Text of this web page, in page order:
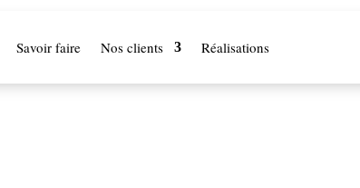
Savoir faire Nos clients Réalisations